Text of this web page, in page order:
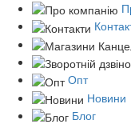
Опт
Новини
Блог